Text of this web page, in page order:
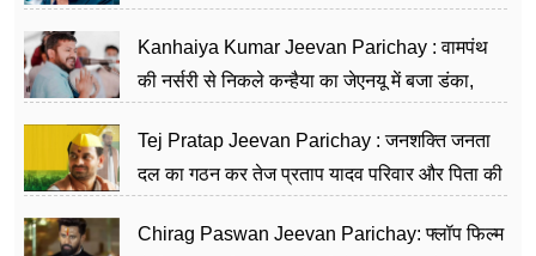
Kanhaiya Kumar Jeevan Parichay : वामपंथ
की नर्सरी से निकले कन्हैया का जेएनयू में बजा डंका,
Tej Pratap Jeevan Parichay : जनशक्ति जनता
दल का गठन कर तेज प्रताप यादव परिवार और पिता की
Chirag Paswan Jeevan Parichay: फ्लॉप फिल्म